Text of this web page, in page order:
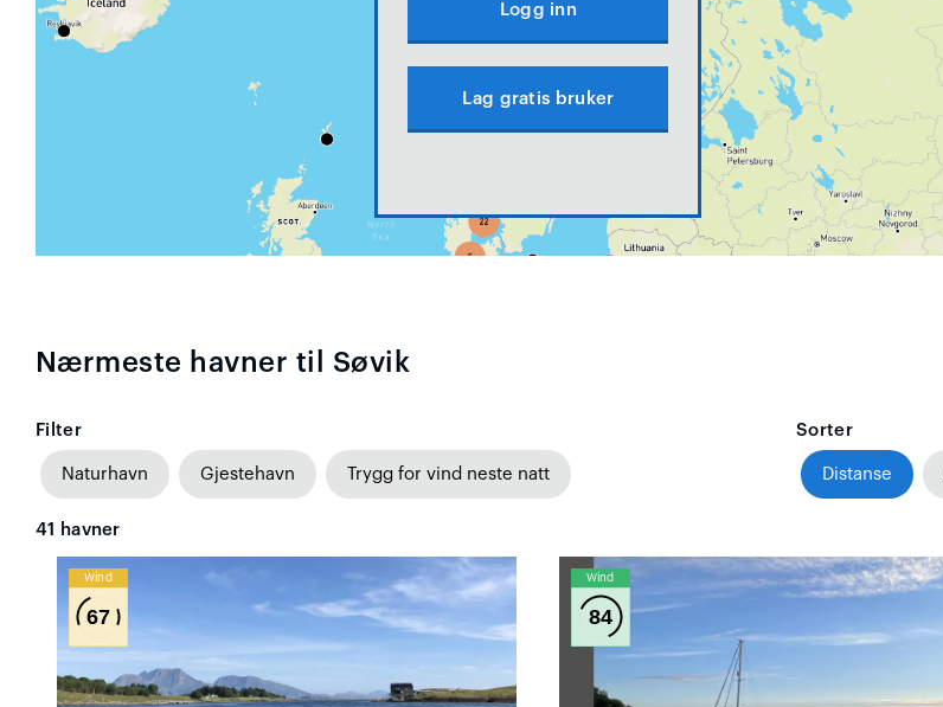
Logg inn
Lag gratis bruker
Nærmeste havner til Søvik
Filter
Naturhavn Gjestehavn Trygg for vind neste natt
Sorter
Distanse
41 havner
Wind
67
Wind
84